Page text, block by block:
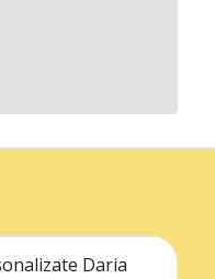
Daria